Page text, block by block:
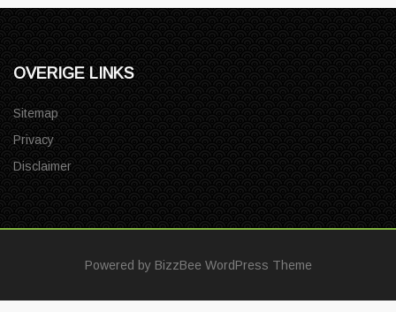
OVERIGE LINKS
Sitemap
Privacy
Disclaimer
Powered by BizzBee WordPress Theme